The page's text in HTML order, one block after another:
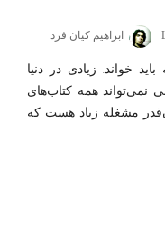
ابراهیم کیان فرد
خواند. زیادی در دنیا
نمی‌تواند همه کتاب‌های
مشغله زیاد هست که